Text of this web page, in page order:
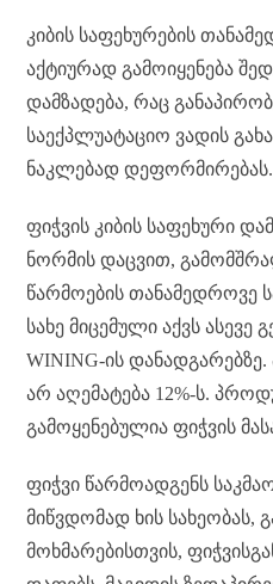
კიბის საფეხურების
აქტიურად გამოიყენება
დამზადება, რაც
საექპლუატაციო ვადის
ნაკლებად დეფორმირებას.
ფიჭვის კიბის საფეხური
ნორმის დაცვით,
წარმოების
სახე მიცემული აქვს ასევე
WINING-ის
არ აღემატება 12%-ს.
გამოყენებულია ფიჭვის
ფიჭვი წარმოადგენს
მიწვდომად ხის სახეობას,
მოხმარებისთვის,